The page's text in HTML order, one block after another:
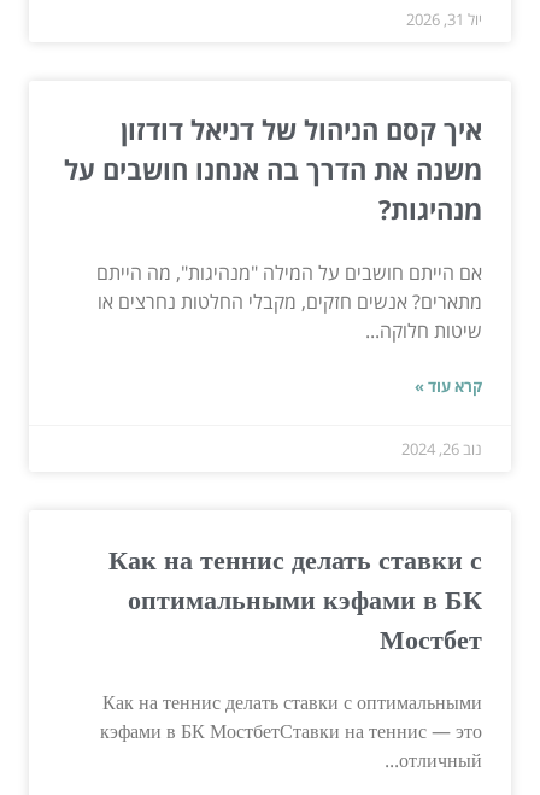
יול 31, 2026
איך קסם הניהול של דניאל דודזון
משנה את הדרך בה אנחנו חושבים על
מנהיגות?
אם הייתם חושבים על המילה "מנהיגות", מה הייתם
מתארים? אנשים חזקים, מקבלי החלטות נחרצים או
שיטות חלוקה...
קרא עוד »
נוב 26, 2024
Как на теннис делать ставки с
оптимальными кэфами в БК
Мостбет
Как на теннис делать ставки с оптимальными
кэфами в БК МостбетСтавки на теннис — это
отличный...